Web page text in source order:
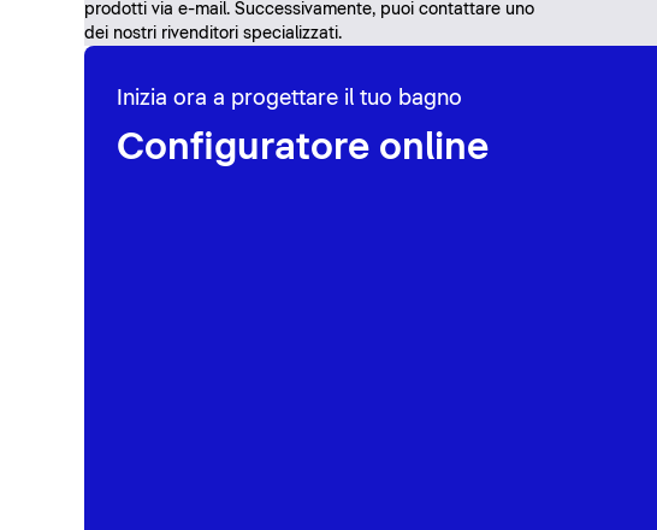
prodotti via e-mail. Successivamente, puoi contattare uno
dei nostri rivenditori specializzati.
Inizia ora a progettare il tuo bagno
Configuratore online